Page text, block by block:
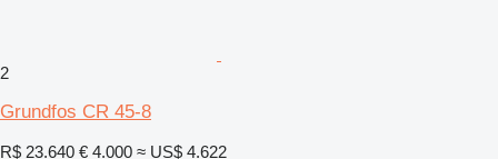
2
Grundfos CR 45-8
R$ 23.640 € 4.000 ≈ US$ 4.622